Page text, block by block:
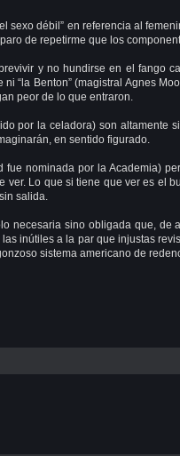
sexo débil” en referencia al
de repetirme que los
y no hundirse en el fango
“la Benton” (magistral Agnes
peor de lo que entraron.
por la celadora) son altamente
en sentido figurado.
nominada por la Academia)
Lo que si tiene que ver es el
salida.
necesaria sino obligada que,
inútiles a la par que injustas
sistema americano de